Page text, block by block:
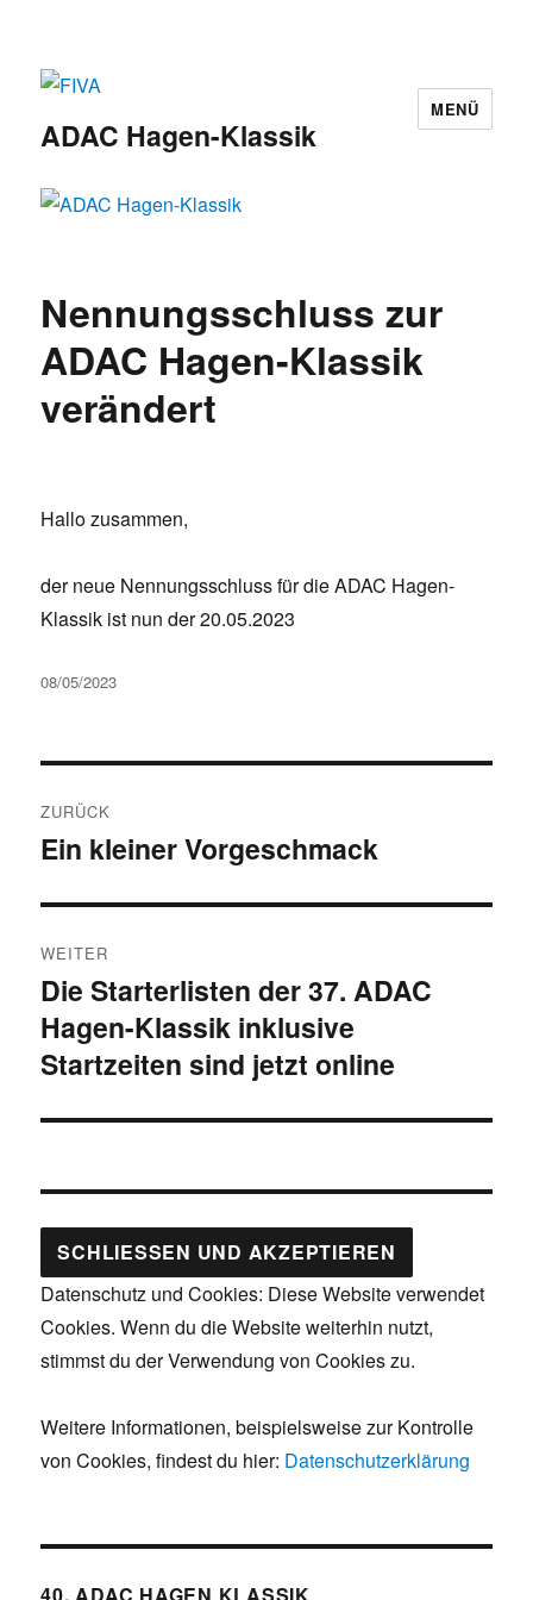
ADAC Hagen-Klassik
MENÜ
Nennungsschluss zur
ADAC Hagen-Klassik
verändert
Hallo zusammen,
der neue Nennungsschluss für die ADAC Hagen-
Klassik ist nun der 20.05.2023
Veröffentlicht
08/05/2023
ZURÜCK
Vorheriger
Ein kleiner Vorgeschmack
WEITER
Nächster
Beitrag:
Die Starterlisten der 37. ADAC
Hagen-Klassik inklusive
Startzeiten sind jetzt online
Datenschutz und Cookies: Diese Website verwendet
Cookies. Wenn du die Website weiterhin nutzt,
stimmst du der Verwendung von Cookies zu.
Weitere Informationen, beispielsweise zur Kontrolle
von Cookies, findest du hier: Datenschutzerklärung
40. ADAC HAGEN KLASSIK